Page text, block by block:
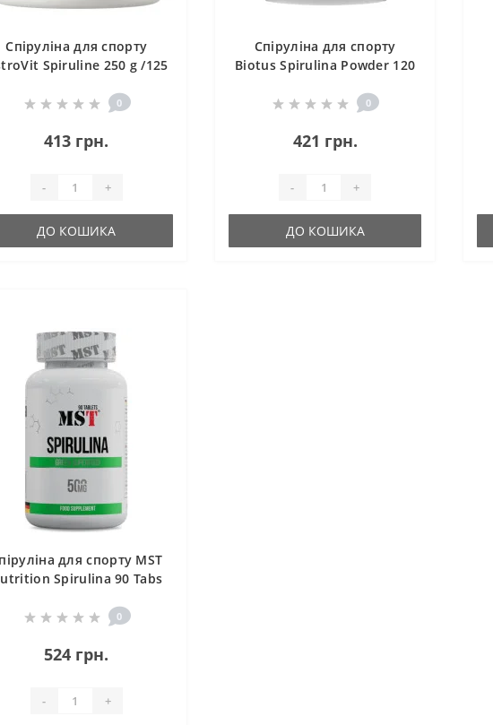
Спіруліна для спорту
Spiruline 250 g /125
0
413 грн.
- +
ДО КОШИКА
Спіруліна для спорту
Biotus Spirulina Powder 120
0
421 грн.
- +
ДО КОШИКА
для спорту MST
Spirulina 90 Tabs
0
524 грн.
- +